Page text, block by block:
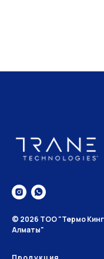
© 2026 ТОО "Термо Кинг
Алматы"